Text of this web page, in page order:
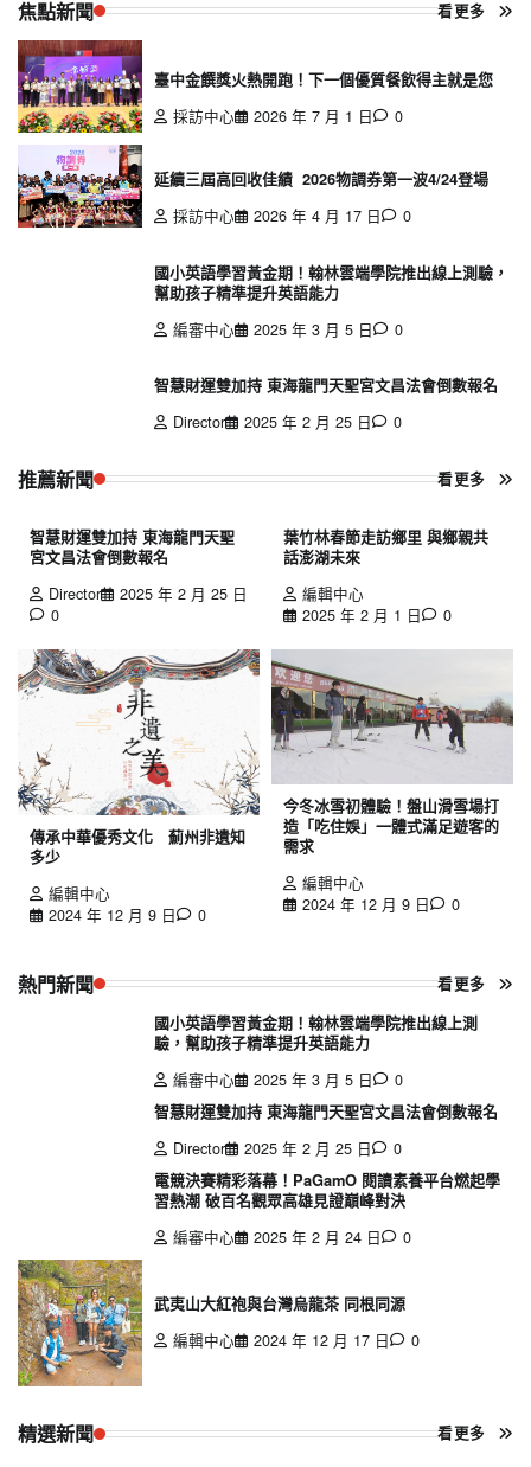
焦點新聞 看更多
臺中金饌獎火熱開跑！下一個優質餐飲得主就是您
採訪中心
2026 年 7 月 1 日 0
延續三屆高回收佳績 2026物調券第一波4/24登場
採訪中心
2026 年 4 月 17 日 0
國小英語學習黃金期！翰林雲端學院推出線上測驗，
幫助孩子精準提升英語能力
編審中心
2025 年 3 月 5 日 0
智慧財運雙加持 東海龍門天聖宮文昌法會倒數報名
Director
2025 年 2 月 25 日 0
推薦新聞 看更多
智慧財運雙加持 東海龍門天聖
宮文昌法會倒數報名
Director
2025 年 2 月 25 日
0
葉竹林春節走訪鄉里 與鄉親共
話澎湖未來
編輯中心
2025 年 2 月 1 日
0
傳承中華優秀文化 薊州非遺知
多少
編輯中心
2024 年 12 月 9 日
0
今冬冰雪初體驗！盤山滑雪場打
造「吃住娛」一體式滿足遊客的
需求
編輯中心
2024 年 12 月 9 日
0
熱門新聞 看更多
國小英語學習黃金期！翰林雲端學院推出線上測
驗，幫助孩子精準提升英語能力
編審中心
2025 年 3 月 5 日
0
智慧財運雙加持 東海龍門天聖宮文昌法會倒數報名
Director
2025 年 2 月 25 日
0
電競決賽精彩落幕！PaGamO 閱讀素養平台燃起學
習熱潮 破百名觀眾高雄見證巔峰對決
編審中心
2025 年 2 月 24 日 0
武夷山大紅袍與台灣烏龍茶 同根同源
編輯中心
2024 年 12 月 17 日 0
精選新聞 看更多